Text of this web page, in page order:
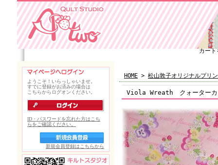
カート
HOME > 松山敦子オリジナルプリ
Viola Wreath クォーターカ